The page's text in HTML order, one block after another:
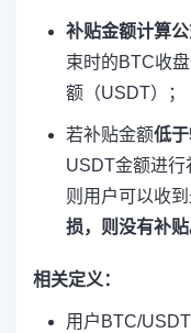
补贴金额计算
束时的BTC收
额（USDT）；
若补贴金额低
USDT金额进行
则用户可以收
损，则没有补贴
相关定义：
用户BTC/